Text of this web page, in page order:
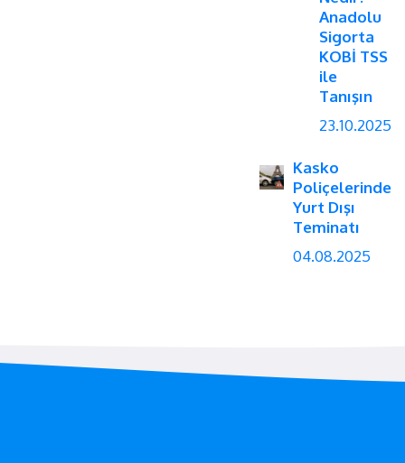
Anadolu
Sigorta
KOBİ TSS
ile
Tanışın
23.10.2025
Kasko
Poliçelerinde
Yurt Dışı
Teminatı
04.08.2025